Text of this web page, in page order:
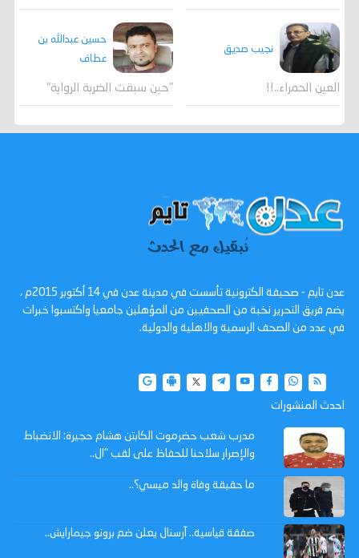
نجيب صديق
العين الحمراء..!!
حسين عبدالله بن
عطاف
"حين سبقت الضربة الرواية"
عدن تايم - صحيفة الكترونية تأسست في مدينة عدن في 14 أكتوبر 2015م ،
يضم فريق التحرير نخبة من الصحفيين من المؤهلين جامعيا واكتسبوا خبرات
في عدد من الصحف الرسمية والاهلية والدولية.
احدث المنشورات
مدرب شعب حضرموت الكابتن هشام حجيرة: الانضباط
والإصرار سلاحنا للحفاظ على لقب "ال..
ما حقيقة وفاة والد ميسي؟..
صفقة قياسية.. آرسنال يعلن ضم برونو جيمارايش..